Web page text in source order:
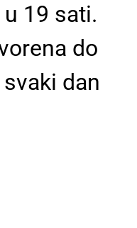
19 sati.
do
dan